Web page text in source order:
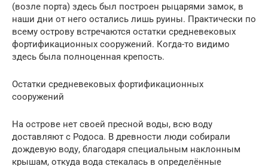
(возле порта) здесь был построен рыцарями замок, в
наши дни от него остались лишь руины. Практически по
всему острову встречаются остатки средневековых
фортификационных сооружений. Когда-то видимо
здесь была полноценная крепость.
Остатки средневековых фортификационных
сооружений
На острове нет своей пресной воды, всю воду
доставляют с Родоса. В древности люди собирали
дождевую воду, благодаря специальным наклонным
крышам, откуда вода стекалась в определённые